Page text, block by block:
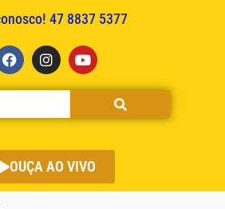
47 8837 5377
OUÇA AO VIVO